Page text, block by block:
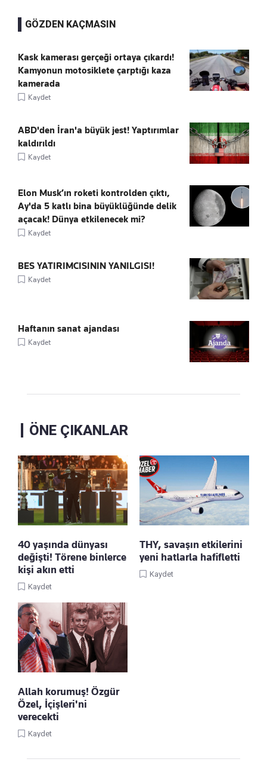
GÖZDEN KAÇMASIN
Kask kamerası gerçeği ortaya çıkardı!
Kamyonun motosiklete çarptığı kaza
kamerada
Kaydet
ABD'den İran'a büyük jest! Yaptırımlar
kaldırıldı
Kaydet
Elon Musk’ın roketi kontrolden çıktı,
Ay'da 5 katlı bina büyüklüğünde delik
açacak! Dünya etkilenecek mi?
Kaydet
BES YATIRIMCISININ YANILGISI!
Kaydet
Haftanın sanat ajandası
Kaydet
ÖNE ÇIKANLAR
40 yaşında dünyası
değişti! Törene binlerce
kişi akın etti
Kaydet
THY, savaşın etkilerini
yeni hatlarla hafifletti
Kaydet
Allah korumuş! Özgür
Özel, İçişleri'ni
verecekti
Kaydet